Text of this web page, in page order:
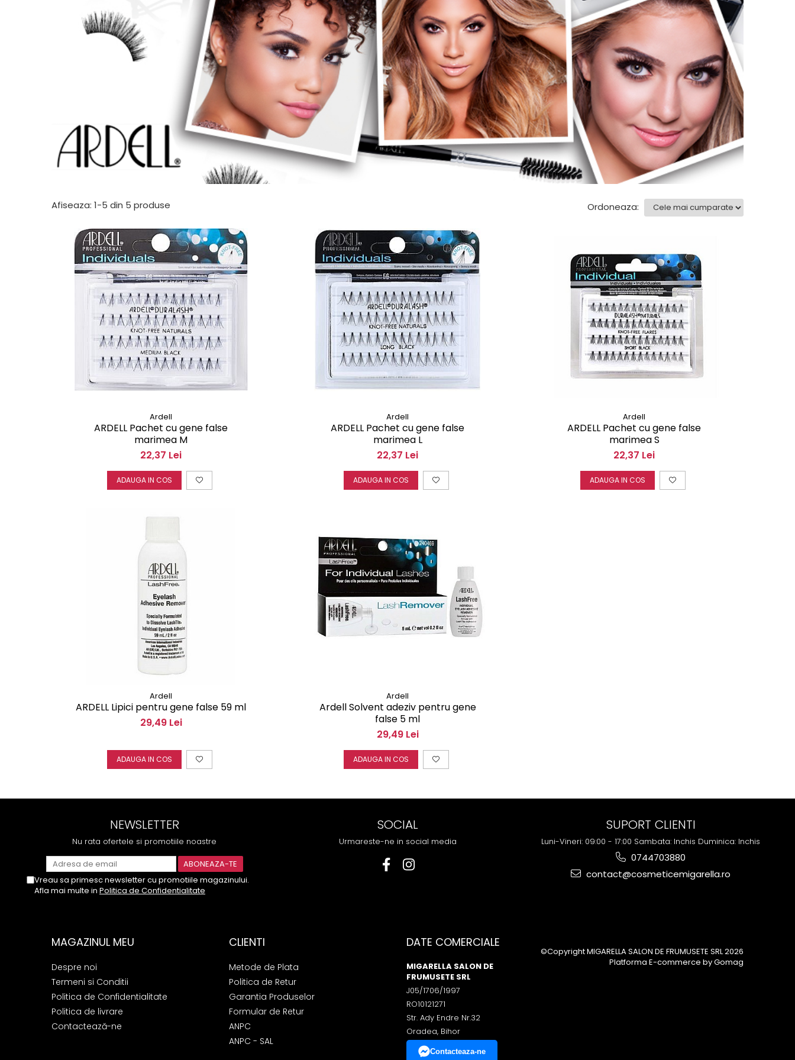
Afiseaza: 1-5 din 5 produse Ordoneaza:
Ardell
ARDELL Pachet cu gene false
marimea M
22,37 Lei
ADAUGA IN COS
Ardell
ARDELL Pachet cu gene false
marimea L
22,37 Lei
ADAUGA IN COS
Ardell
ARDELL Pachet cu gene false
marimea S
22,37 Lei
ADAUGA IN COS
Ardell
ARDELL Lipici pentru gene false 59 ml
29,49 Lei
ADAUGA IN COS
Ardell
Ardell Solvent adeziv pentru gene
false 5 ml
29,49 Lei
ADAUGA IN COS
NEWSLETTER
Nu rata ofertele si promotiile noastre
Vreau sa primesc newsletter cu promotiile magazinului.
Afla mai multe in Politica de Confidentialitate
SOCIAL
Urmareste-ne in social media
SUPORT CLIENTI
Luni-Vineri: 09:00 - 17:00 Sambata: Inchis Duminica: Inchis
0744703880
contact@cosmeticemigarella.ro
MAGAZINUL MEU
Despre noi
Termeni si Conditii
Politica de Confidentialitate
Politica de livrare
Contactează-ne
CLIENTI
Metode de Plata
Politica de Retur
Garantia Produselor
Formular de Retur
ANPC
ANPC - SAL
DATE COMERCIALE
MIGARELLA SALON DE
FRUMUSETE SRL
J05/1706/1997
RO10121271
Str. Ady Endre Nr.32
Oradea, Bihor
Contacteaza-ne
©Copyright MIGARELLA SALON DE FRUMUSETE SRL 2026
Platforma E-commerce by Gomag